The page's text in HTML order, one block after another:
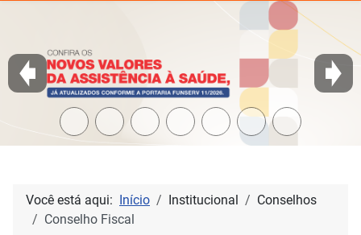
Você está aqui: Início Institucional
Conselhos
Conselho Fiscal